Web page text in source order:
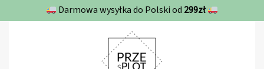
Darmowa wysyłka do Polski od 299zł